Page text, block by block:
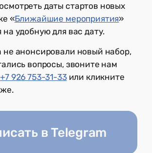
даты стартов новых
«Ближайшие мероприятия»
на удобную для вас дату.
не анонсировали новый набор,
вопросы, звоните нам
+7 926 753-31-33или кликните
в Telegram